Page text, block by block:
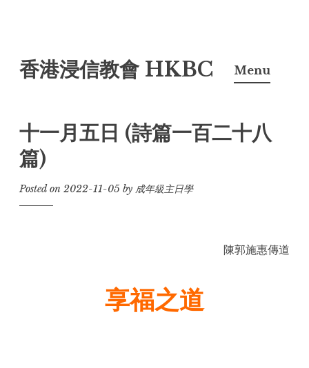
to
香港浸信教會 HKBC Menu
十一月五日 (詩篇一百二十八
篇)
Posted on 2022-11-05 by 成年級主日學
陳郭施惠傳道
享福之道